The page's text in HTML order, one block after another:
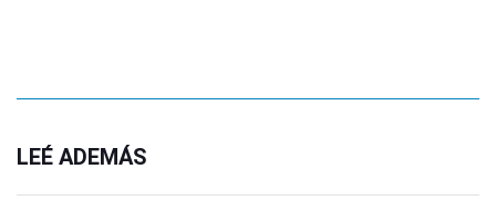
LEÉ ADEMÁS